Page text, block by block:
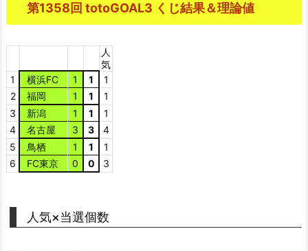
第1358回 totoGOAL3 くじ結果＆理論値
人
気
1
横浜FC 1 1
1
2
福岡 1 1
1
3
新潟 1 1
1
4
名古屋 3 3
4
5
鳥栖 1 1
1
6
FC東京 0 0 3
人気×当選個数